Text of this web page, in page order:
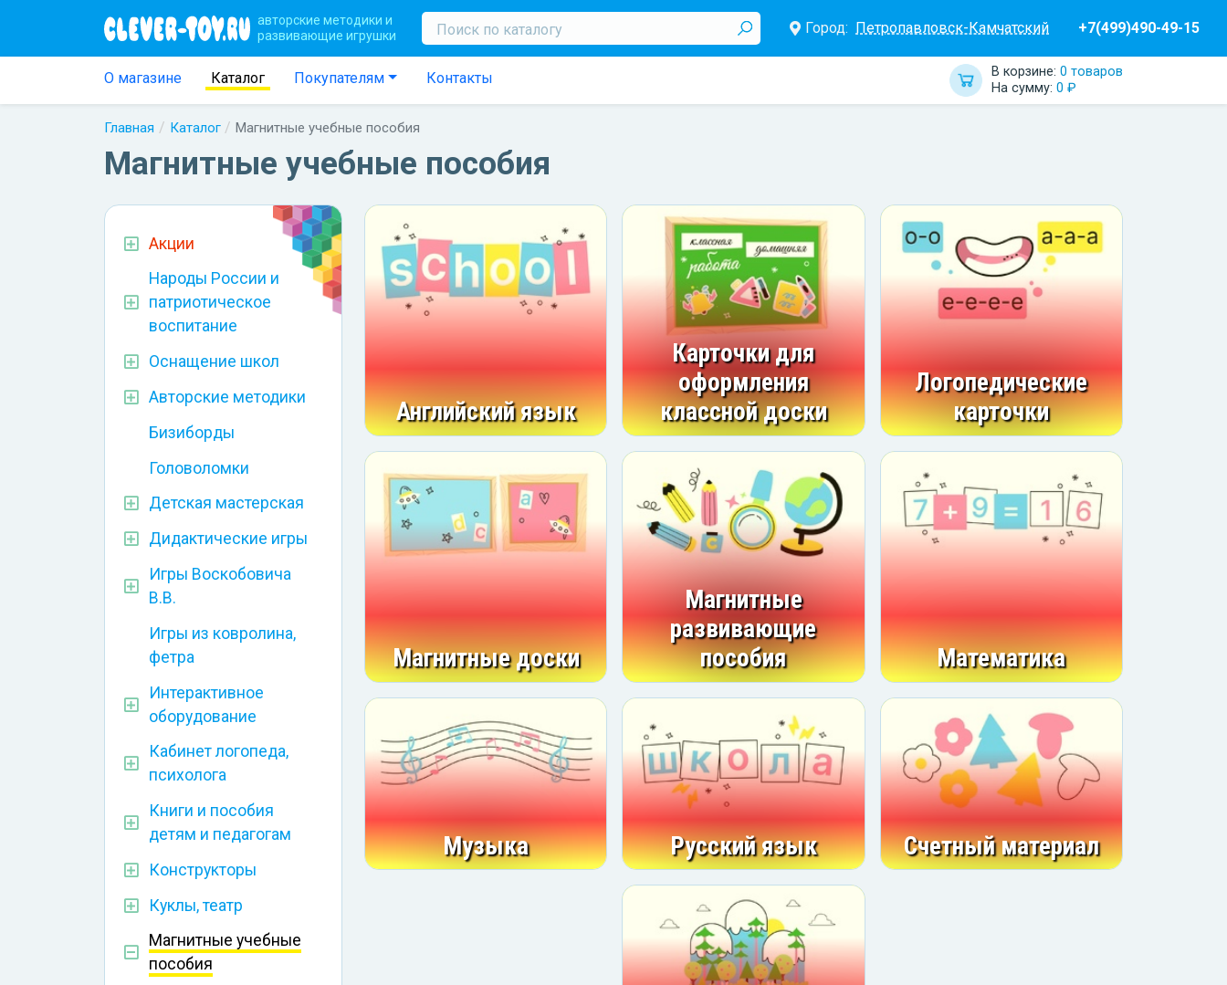
авторские методики и
развивающие игрушки
Город: Петропавловск-Камчатский +7(499)490-49-15
О магазине Каталог Покупателям Контакты В корзине: 0 товаров
На сумму: 0 ₽
Главная Каталог Магнитные учебные пособия
Магнитные учебные пособия
Акции
Народы России и
патриотическое
воспитание
Оснащение школ
Авторские методики
Бизиборды
Головоломки
Детская мастерская
Дидактические игры
Игры Воскобовича
В.В.
Игры из ковролина,
фетра
Интерактивное
оборудование
Кабинет логопеда,
психолога
Книги и пособия
детям и педагогам
Конструкторы
Куклы, театр
Магнитные учебные
пособия
Английский язык
Карточки для
оформления
классной доски
Логопедические
карточки
Магнитные доски
Магнитные
развивающие
пособия
Математика
Музыка Русский язык Счетный материал